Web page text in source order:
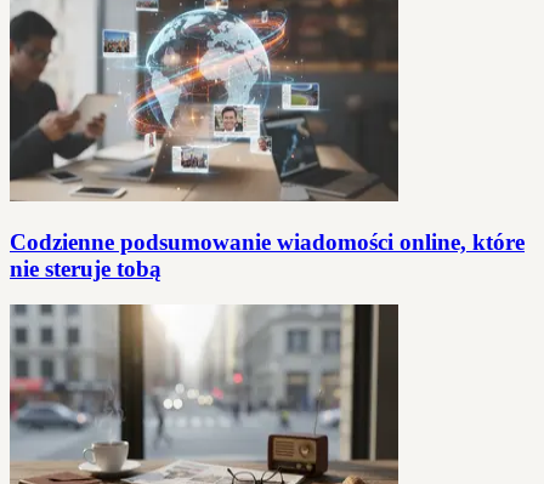
Codzienne podsumowanie wiadomości online, które
nie steruje tobą